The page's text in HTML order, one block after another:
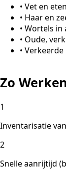
• Vet en
• Haar en
• Wortels in
• Oude,
•
Zo
1
Inventarisatie
2
Snelle aanrijtijd